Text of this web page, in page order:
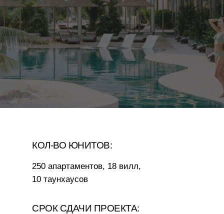
СРОК СДАЧИ ПРОЕКТА:
250 апартаментов, 18 вилл,
10 таунхаусов
КОЛ-ВО ЮНИТОВ: